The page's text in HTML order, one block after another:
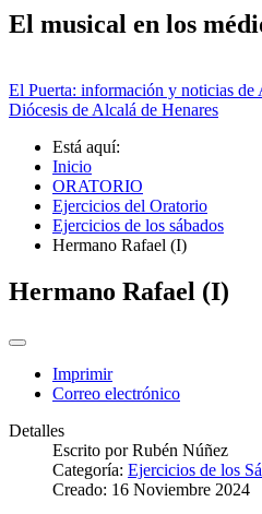
El musical en los
El Puerta: información y noticias de
Diócesis de Alcalá de Henares
Está aquí:
Inicio
ORATORIO
Ejercicios del Oratorio
Ejercicios de los sábados
Hermano Rafael (I)
Hermano Rafael (I)
Imprimir
Correo electrónico
Detalles
Escrito porRubén Núñez
Categoría: Ejercicios de los
Creado: 16 Noviembre 2024